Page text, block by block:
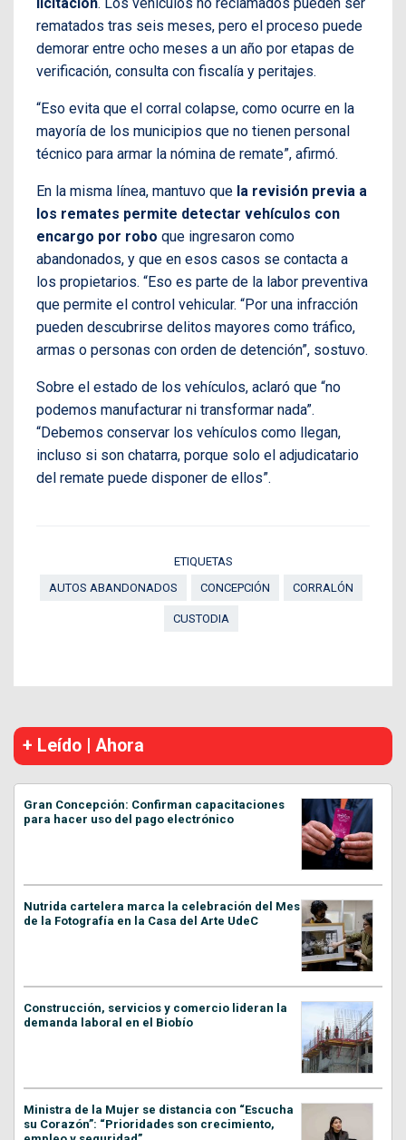
rematados tras seis meses, pero el proceso puede
demorar entre ocho meses a un año por etapas de
verificación, consulta con fiscalía y peritajes.
“Eso evita que el corral colapse, como ocurre en la
mayoría de los municipios que no tienen personal
técnico para armar la nómina de remate”, afirmó.
En la misma línea, mantuvo que la revisión previa a
los remates permite detectar vehículos con
encargo por robo que ingresaron como
abandonados, y que en esos casos se contacta a
los propietarios. “Eso es parte de la labor preventiva
que permite el control vehicular. “Por una infracción
pueden descubrirse delitos mayores como tráfico,
armas o personas con orden de detención”, sostuvo.
Sobre el estado de los vehículos, aclaró que “no
podemos manufacturar ni transformar nada”.
“Debemos conservar los vehículos como llegan,
incluso si son chatarra, porque solo el adjudicatario
del remate puede disponer de ellos”.
ETIQUETAS
AUTOS ABANDONADOS
CONCEPCIÓN CORRALÓN
CUSTODIA
+ Leído | Ahora
Gran Concepción: Confirman capacitaciones
para hacer uso del pago electrónico
Nutrida cartelera marca la celebración del Mes
de la Fotografía en la Casa del Arte UdeC
Construcción, servicios y comercio lideran la
demanda laboral en el Biobío
Ministra de la Mujer se distancia con “Escucha
su Corazón”: “Prioridades son crecimiento,